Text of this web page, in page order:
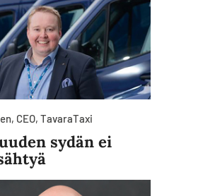
CEO, TavaraTaxi
sydän ei